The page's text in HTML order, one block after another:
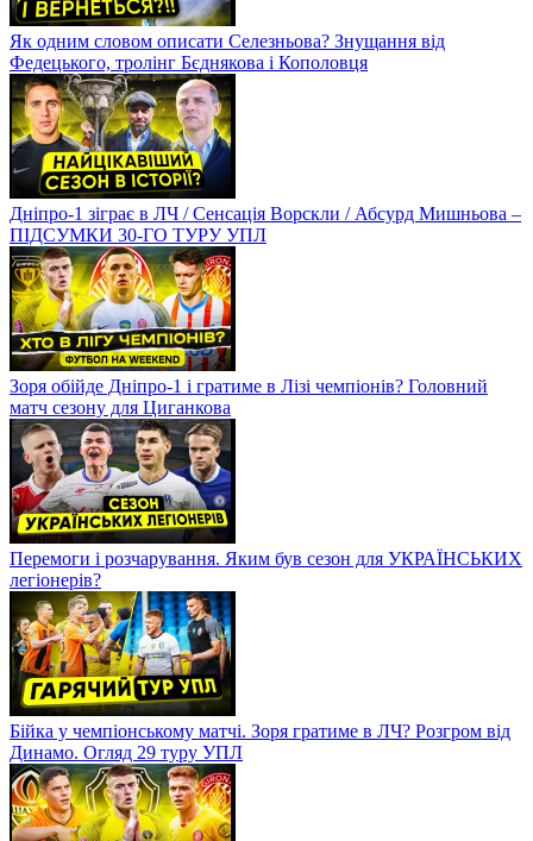
Як одним словом описати Селезньова? Знущання від
Федецького, тролінг Бєднякова і Кополовця
Дніпро-1 зіграє в ЛЧ / Сенсація Ворскли / Абсурд Мишньова –
ПІДСУМКИ 30-ГО ТУРУ УПЛ
Зоря обійде Дніпро-1 і гратиме в Лізі чемпіонів? Головний
матч сезону для Циганкова
Перемоги і розчарування. Яким був сезон для УКРАЇНСЬКИХ
легіонерів?
Бійка у чемпіонському матчі. Зоря гратиме в ЛЧ? Розгром від
Динамо. Огляд 29 туру УПЛ